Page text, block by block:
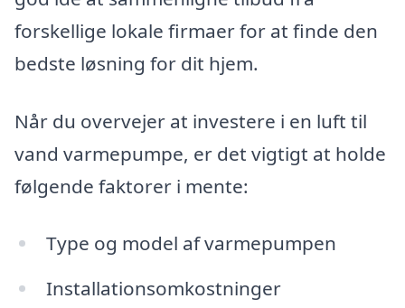
forskellige lokale firmaer for at finde den
bedste løsning for dit hjem.
Når du overvejer at investere i en luft til
vand varmepumpe, er det vigtigt at holde
følgende faktorer i mente:
Type og model af varmepumpen
Installationsomkostninger